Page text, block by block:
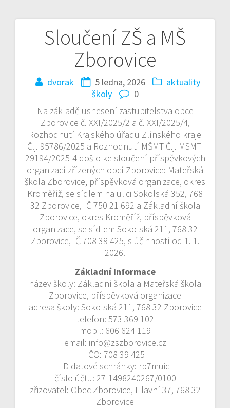
Sloučení ZŠ a MŠ
Zborovice
dvorak 5 ledna, 2026
aktuality
školy
0
Na základě usnesení zastupitelstva obce
Zborovice č. XXI/2025/2 a č. XXI/2025/4,
Rozhodnutí Krajského úřadu Zlínského kraje
Č.j. 95786/2025 a Rozhodnutí MŠMT Č.j. MSMT-
29194/2025-4 došlo ke sloučení příspěvkových
organizací zřízených obcí Zborovice: Mateřská
škola Zborovice, příspěvková organizace, okres
Kroměříž, se sídlem na ulici Sokolská 352, 768
32 Zborovice, IČ 750 21 692 a Základní škola
Zborovice, okres Kroměříž, příspěvková
organizace, se sídlem Sokolská 211, 768 32
Zborovice, IČ 708 39 425, s účinností od 1. 1.
2026.
Základní informace
název školy: Základní škola a Mateřská škola
Zborovice, příspěvková organizace
adresa školy: Sokolská 211, 768 32 Zborovice
telefon: 573 369 102
mobil: 606 624 119
email: info@zszborovice.cz
IČO: 708 39 425
ID datové schránky: rp7muic
číslo účtu: 27-1498240267/0100
zřizovatel: Obec Zborovice, Hlavní 37, 768 32
Zborovice
Navigace
příspěvek